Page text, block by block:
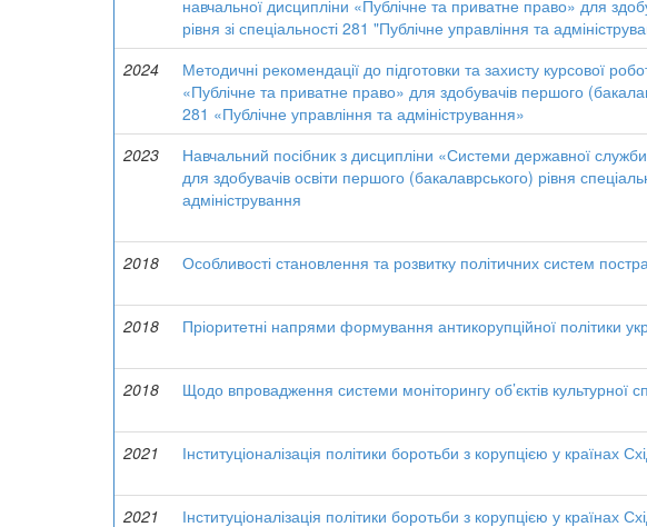
навчальної дисципліни «Публічне та приватне право» для
рівня зі спеціальності 281 "Публічне управління та
2024
Методичні рекомендації до підготовки та захисту курсової
«Публічне та приватне право» для здобувачів першого
281 «Публічне управління та адміністрування»
2023
Навчальний посібник з дисципліни «Системи державної
для здобувачів освіти першого (бакалаврського) рівня
адміністрування
2018
Особливості становлення та розвитку політичних систем
2018
Пріоритетні напрями формування антикорупційної політики
2018
Щодо впровадження системи моніторингу об’єктів культурної
2021
Інституціоналізація політики боротьби з корупцією у країнах
2021
Інституціоналізація політики боротьби з корупцією у країнах